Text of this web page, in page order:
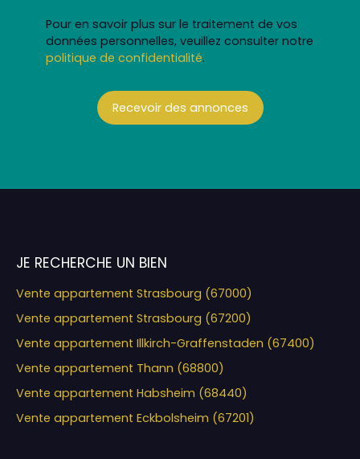
Pour en savoir plus sur le traitement de vos
données personnelles, veuillez consulter notre
politique de confidentialité.
Recevoir des annonces
JE RECHERCHE UN BIEN
Vente appartement Strasbourg (67000)
Vente appartement Strasbourg (67200)
Vente appartement Illkirch-Graffenstaden (67400)
Vente appartement Thann (68800)
Vente appartement Habsheim (68440)
Vente appartement Eckbolsheim (67201)